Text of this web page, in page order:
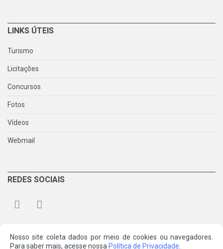
LINKS ÚTEIS
Turismo
Licitações
Concursos
Fotos
Vídeos
Webmail
REDES SOCIAIS
Nosso site coleta dados por meio de cookies ou navegadores.
Para saber mais, acesse nossa Política de Privacidade